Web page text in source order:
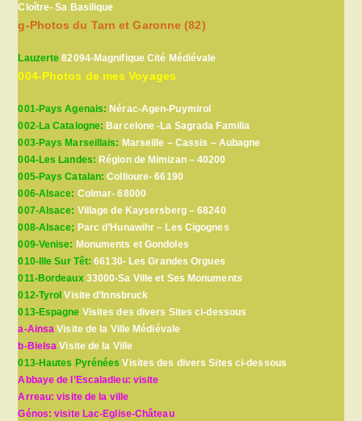
Cloître- Sa Basilique
g-Photos du Tarn et Garonne (82)
Lauzerte 82094-Magnifique Cité Médiévale
004-Photos de mes Voyages
001-Pays Agenais: Nérac-Agen-Puymirol
002-La Catalogne:Barcelone -La Sagrada Familia
003-Pays Marseillais: Marseille – Cassis – Aubagne
004-Les Landes:Région de Mimizan – 40200
005-Pays Catalan:Collioure- 66190
006-Alsace: Colmar- 68000
007-Alsace: Village de Kaysersberg – 68240
008-Alsace; Parc d’Hunawihr – Les Cigognes
009-Venise: Monuments et Gondoles
010-Ille Sur Têt:66130- Les Grandes Orgues
011-Bordeaux33000-Sa Ville et Ses Monuments
012-Tyrol Visite d’Innsbruck
013-Espagne Visites des divers Sites ci-dessous
a-Ainsa Visite de la Ville Médiévale
b-Bielsa Visite de la Ville
013-Hautes Pyrénées Visites des divers Sites ci-dessous
Abbaye de l’Escaladieu: visite
Arreau: visite de la ville
Génos: visite Lac-Eglise-Château